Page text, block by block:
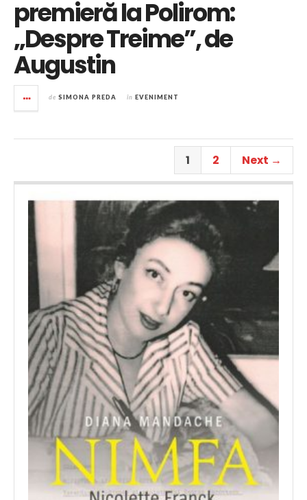
premieră la Polirom:
„Despre Treime”, de
Augustin
de SIMONA PREDA în EVENIMENT
1 2 Next →